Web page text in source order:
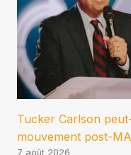
Tucker Carlson
mouvement post-
7 août 2026